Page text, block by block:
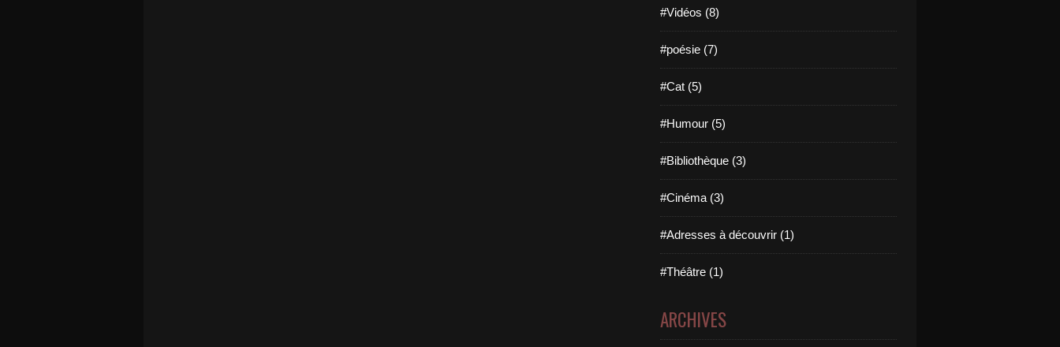
#Vidéos (8)
#poésie (7)
#Cat (5)
#Humour (5)
#Bibliothèque (3)
#Cinéma (3)
#Adresses à découvrir (1)
#Théâtre (1)
ARCHIVES